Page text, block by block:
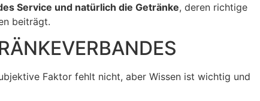
Service und natürlich die Getränke, deren richtige
beiträgt.
Faktor fehlt nicht, aber Wissen ist wichtig und